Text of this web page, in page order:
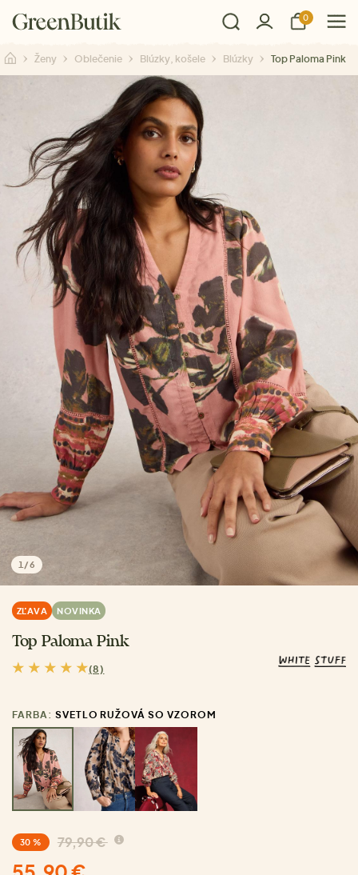
0
Ženy Oblečenie Blúzky, košele Blúzky Top Paloma Pink
1 /6
ZĽAVA NOVINKA
Top Paloma Pink
(8)
FARBA: SVETLO RUŽOVÁ SO VZOROM
30 % 79,90 €